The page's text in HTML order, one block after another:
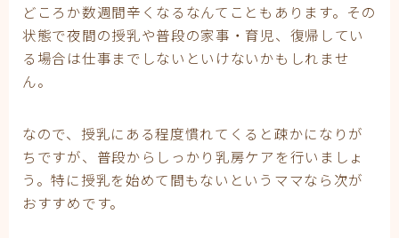
どころか数週間辛くなるなんてこともあります。その
状態で夜間の授乳や普段の家事・育児、復帰してい
る場合は仕事までしないといけないかもしれませ
ん。
なので、授乳にある程度慣れてくると疎かになりが
ちですが、普段からしっかり乳房ケアを行いましょ
う。特に授乳を始めて間もないというママなら次が
おすすめです。